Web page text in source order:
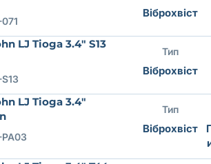
Віброхвіст
LJ Tioga 3.4" S13
Тип
Віброхвіст
LJ Tioga 3.4"
Тип
Віброхвіст